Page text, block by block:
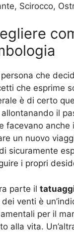
Scirocco,
che
che esprime
è di certo
il
facevano
un nuovo
sicuramente
i propri
parte il
dei venti è
per il
alla vita.